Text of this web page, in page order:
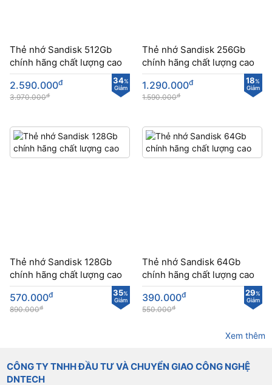
Thẻ nhớ Sandisk 512Gb
chính hãng chất lượng cao
34%
Giảm
2.590.000đ
3.970.000đ
Thẻ nhớ Sandisk 256Gb
chính hãng chất lượng cao
18%
Giảm
1.290.000đ
1.590.000đ
Thẻ nhớ Sandisk 128Gb
chính hãng chất lượng cao
35%
Giảm
570.000đ
890.000đ
Thẻ nhớ Sandisk 64Gb
chính hãng chất lượng cao
29%
Giảm
390.000đ
550.000đ
Xem thêm
CÔNG TY TNHH ĐẦU TƯ VÀ CHUYỂN GIAO CÔNG NGHỆ
DNTECH